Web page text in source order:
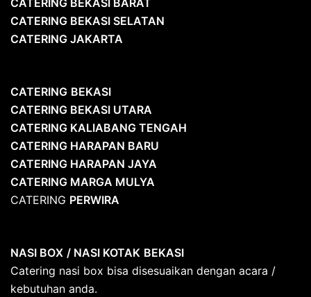
CATERING BEKASI BARAT
CATERING BEKASI SELATAN
CATERING JAKARTA
CATERING BEKASI
CATERING BEKASI UTARA
CATERING KALIABANG TENGAH
CATERING HARAPAN BARU
CATERING HARAPAN JAYA
CATERING MARGA MULYA
CATERING PERWIRA
NASI BOX / NASI KOTAK BEKASI
Catering nasi box bisa disesuaikan dengan acara /
kebutuhan anda.